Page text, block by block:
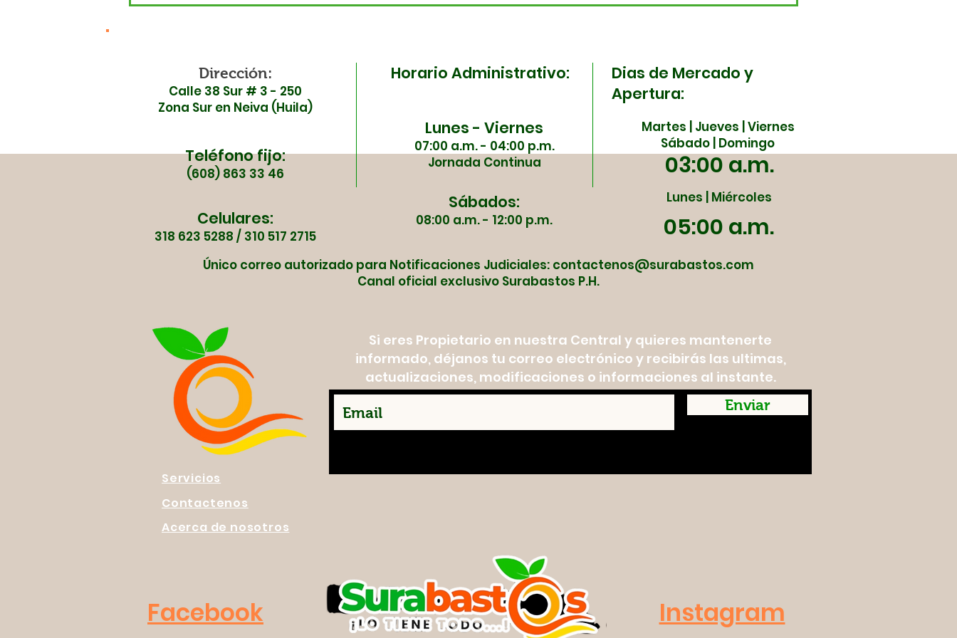
45 por falta de
garantías en seguridad
vial
jornada especial
Dirección:
Calle 38 Sur # 3 - 250
Zona Sur en Neiva (Huila)
Teléfono fijo:
(608) 863 33 46
Martes | Jueves | Viernes
Sábado | Domingo
Dias de Mercado y
Apertura:
Horario Administrativo:
Lunes - Viernes
07:00 a.m. - 04:00 p.m.
Jornada Continua
Sábados:
08:00 a.m. - 12:00 p.m.
03:00 a.m.
Lunes | Miércoles
05:00 a.m.
Celulares:
318 623 5288 / 310 517 2715
Único correo autorizado para Notificaciones Judiciales: contactenos@surabastos.com
Canal oficial exclusivo Surabastos P.H.
Servicios
Contactenos
Acerca de nosotros
Si eres Propietario en nuestra Central y quieres mantenerte
informado, déjanos tu correo electrónico y recibirás las ultimas,
actualizaciones, modificaciones o informaciones al instante.
Enviar
Facebook Instagram